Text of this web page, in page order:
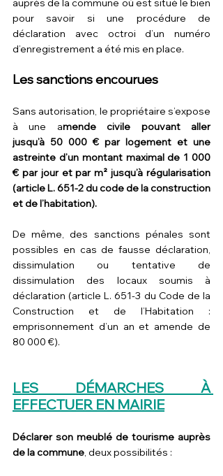
auprès de la commune où est situé le bien
pour savoir si une procédure de
déclaration avec octroi d’un numéro
d’enregistrement a été mis en place.
Les sanctions encourues
Sans autorisation, le propriétaire s’expose
à une amende civile pouvant aller
jusqu’à 50 000 € par logement et une
astreinte d’un montant maximal de 1 000
€ par jour et par m² jusqu’à régularisation
(article L. 651-2 du code de la construction
et de l’habitation).
De même, des sanctions pénales sont
possibles en cas de fausse déclaration,
dissimulation ou tentative de
dissimulation des locaux soumis à
déclaration (article L. 651-3 du Code de la
Construction et de l’Habitation :
emprisonnement d’un an et amende de
80 000 €).
LES DÉMARCHES À
EFFECTUER EN MAIRIE
Déclarer son meublé de tourisme auprès
de la commune, deux possibilités :